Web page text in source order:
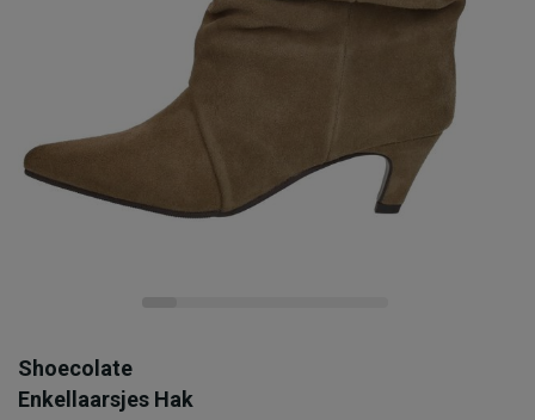
Shoecolate
Enkellaarsjes Hak